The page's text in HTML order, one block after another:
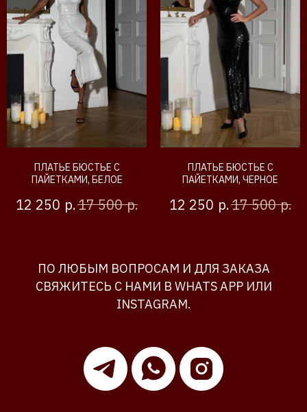
ПЛАТЬЕ БЮСТЬЕ С
ПАЙЕТКАМИ, БЕЛОЕ
12 250 р.17 500 р.
ПЛАТЬЕ БЮСТЬЕ С
ПАЙЕТКАМИ, ЧЕРНОЕ
12 250 р.17 500 р.
ПО ЛЮБЫМ ВОПРОСАМ И ДЛЯ ЗАКАЗА
СВЯЖИТЕСЬ С НАМИ В WHATS APP ИЛИ
INSTAGRAM.